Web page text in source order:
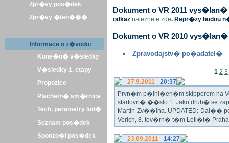
Zpr�vy pos�dek
Zpr�vy �ten���
Informace o z�vodu:
Kone�n� v�sledky
V�sledky 1. etapy
Propozice
Plachetn� sm�rnice
Tech. parametry lod�
Seznam pos�dek
Sponzo�i pos�dek
Dokument o VR 2011
odkaz naleznete zde. Repr�zy budou
Dokument o VR 2010
Zpravodajstv� po�adatel�
1 2 3
27.9.2011
20:37
Prvn�m p�ihl�en�m skipperem na
startovn� ��slo 1. Jako druh� se
Martin Zv��ina. UPDATED: Dal��
Verich, 8. tov�rn� t�m Leti�t� Praha
23.09.2011
14:27